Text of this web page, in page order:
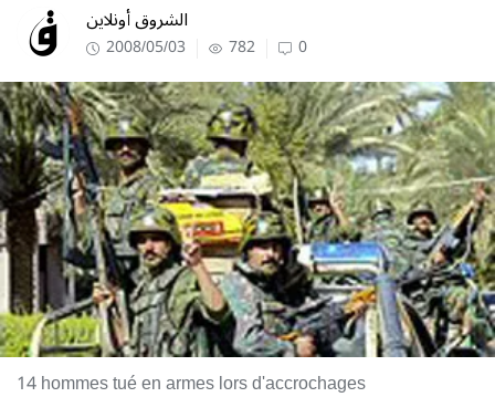
الشروق أونلاين
2008/05/03 782 0
14 hommes tué en armes lors d'accrochages